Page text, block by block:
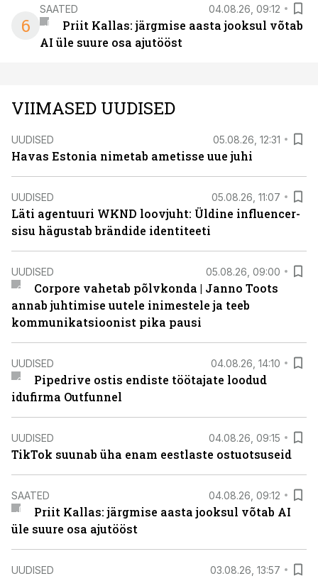
6
SAATED 04.08.26, 09:12
Priit Kallas: järgmise aasta jooksul võtab
AI üle suure osa ajutööst
VIIMASED UUDISED
UUDISED 05.08.26, 12:31
Havas Estonia nimetab ametisse uue juhi
UUDISED 05.08.26, 11:07
Läti agentuuri WKND loovjuht: Üldine influencer-
sisu hägustab brändide identiteeti
UUDISED 05.08.26, 09:00
Corpore vahetab põlvkonda | Janno Toots
annab juhtimise uutele inimestele ja teeb
kommunikatsioonist pika pausi
UUDISED 04.08.26, 14:10
Pipedrive ostis endiste töötajate loodud
idufirma Outfunnel
UUDISED 04.08.26, 09:15
TikTok suunab üha enam eestlaste ostuotsuseid
SAATED 04.08.26, 09:12
Priit Kallas: järgmise aasta jooksul võtab AI
üle suure osa ajutööst
UUDISED 03.08.26, 13:57